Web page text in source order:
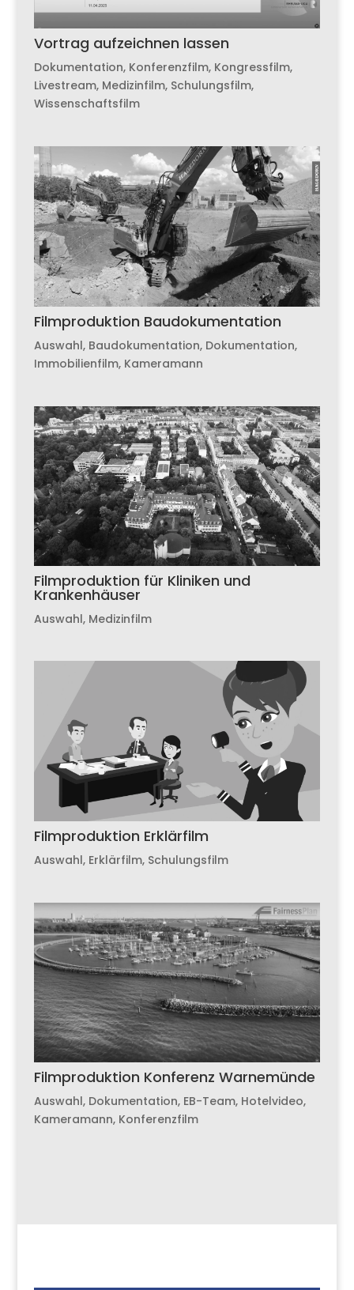
Vortrag aufzeichnen lassen
Dokumentation, Konferenzfilm, Kongressfilm,
Livestream, Medizinfilm, Schulungsfilm,
Wissenschaftsfilm
Filmproduktion Baudokumentation
Auswahl, Baudokumentation, Dokumentation,
Immobilienfilm, Kameramann
Filmproduktion für Kliniken und
Krankenhäuser
Auswahl, Medizinfilm
Filmproduktion Erklärfilm
Auswahl, Erklärfilm, Schulungsfilm
Filmproduktion Konferenz Warnemünde
Auswahl, Dokumentation, EB-Team, Hotelvideo,
Kameramann, Konferenzfilm